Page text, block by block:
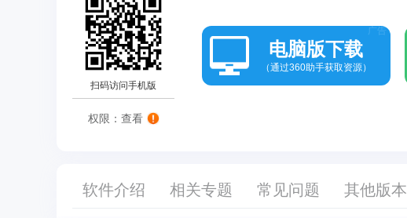
扫码访问手机版
权限：查看
电脑版下载
（通过360助手获取资源）
广告
软件介绍 相关专题 常见问题 其他版本